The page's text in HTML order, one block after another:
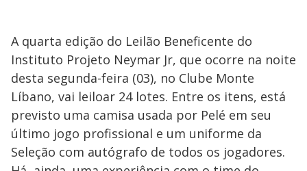
A quarta edição do Leilão Beneficente do
Instituto Projeto Neymar Jr, que ocorre na noite
desta segunda-feira (03), no Clube Monte
Líbano, vai leiloar 24 lotes. Entre os itens, está
previsto uma camisa usada por Pelé em seu
último jogo profissional e um uniforme da
Seleção com autógrafo de todos os jogadores.